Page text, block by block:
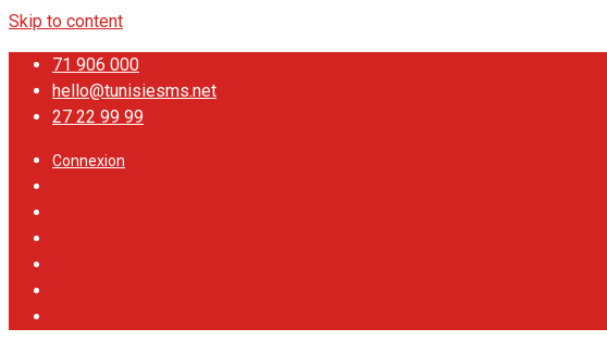
Skip to content
71 906 000
hello@tunisiesms.net
27 22 99 99
Connexion